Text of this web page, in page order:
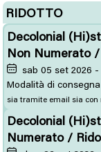
RIDOTTO
Decolonial
Non Numerato
sab 05 set 2026 -
Modalità di
sia tramite email sia con
Decolonial
Numerato /